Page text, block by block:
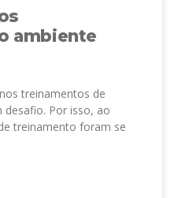
ambiente
treinamentos de
desafio. Por isso, ao
treinamento foram se